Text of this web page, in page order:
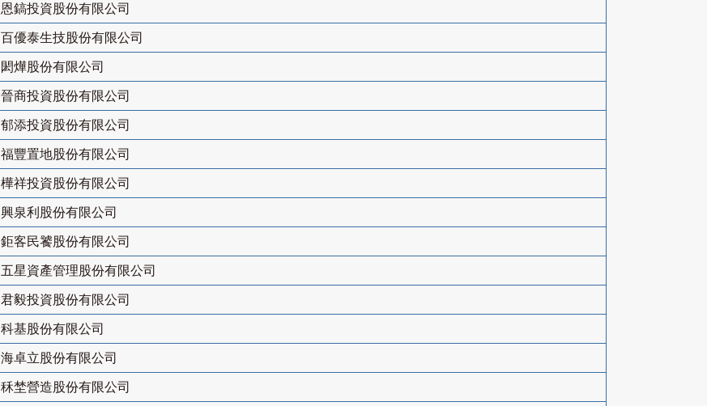
恩鎬投資股份有限公司
百優泰生技股份有限公司
閎燁股份有限公司
晉商投資股份有限公司
郁添投資股份有限公司
福豐置地股份有限公司
樺祥投資股份有限公司
興泉利股份有限公司
鉅客民饕股份有限公司
五星資產管理股份有限公司
君毅投資股份有限公司
科基股份有限公司
海卓立股份有限公司
秝埜營造股份有限公司